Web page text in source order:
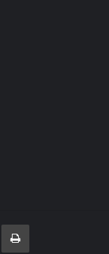
E-Posta ile paylaş Yazdır